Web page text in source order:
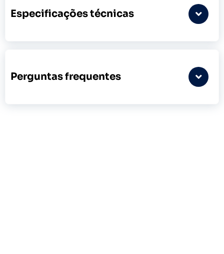
Especificações técnicas
Perguntas frequentes